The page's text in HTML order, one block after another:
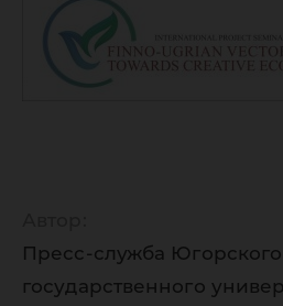
Пресс-служба Югорского
государственного